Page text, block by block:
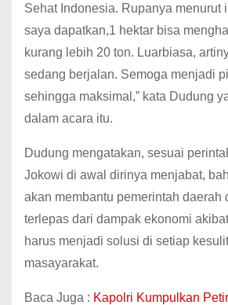
Sehat Indonesia. Rupanya menurut
saya dapatkan,1 hektar bisa
kurang lebih 20 ton. Luarbiasa,
sedang berjalan. Semoga menjadi
sehingga maksimal,” kata Dudung
dalam acara itu.
Dudung mengatakan, sesuai
Jokowi di awal dirinya menjabat,
akan membantu pemerintah daerah
terlepas dari dampak ekonomi
harus menjadi solusi di setiap
masayarakat.
Baca Juga : Kapolri Kumpulkan